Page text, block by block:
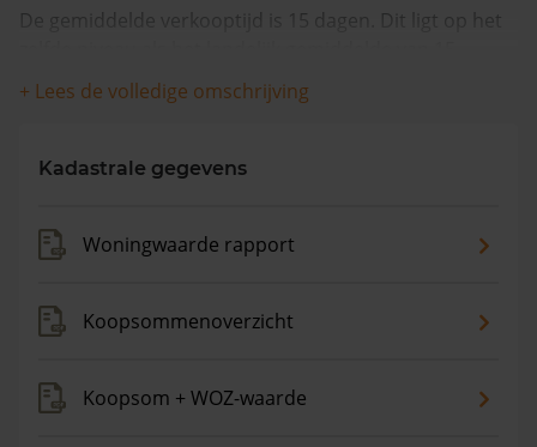
De gemiddelde verkooptijd is 15 dagen. Dit ligt op het
dagen.
worden appartementen gemiddeld voor €1.059.000
maanden is de gemiddelde woningwaarde met 6,9%
+ Lees de volledige omschrijving
Kadastrale gegevens
Woningwaarde rapport
Koopsommenoverzicht
Koopsom + WOZ-waarde